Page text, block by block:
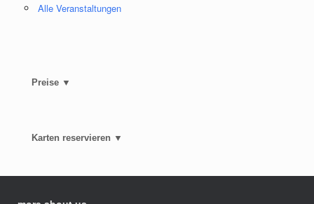
Alle Veranstaltungen
Preise ▼
Karten reservieren ▼